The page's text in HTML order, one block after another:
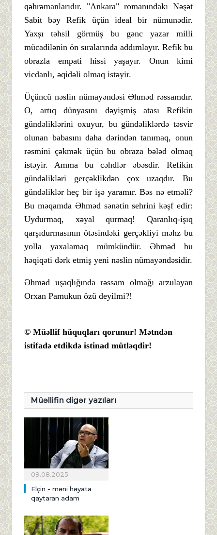
qəhrəmanlarıdır. "Ankara" romanındakı Nəşət
Sabit bəy Refik üçün ideal bir nümunədir.
Yaxşı təhsil görmüş bu gənc yazar milli
mücadilənin ön sıralarında addımlayır. Refik bu
obrazla empati hissi yaşayır. Onun kimi
vicdanlı, əqidəli olmaq istəyir.
Üçüncü nəslin nümayəndəsi Əhməd rəssamdır.
O, artıq dünyasını dəyişmiş atası Refikin
gündəliklərini oxuyur, bu gündəliklərdə təsvir
olunan babasını daha dərindən tanımaq, onun
rəsmini çəkmək üçün bu obraza bələd olmaq
istəyir. Amma bu cəhdlər əbəsdir. Refikin
gündəlikləri gerçəklikdən çox uzaqdır. Bu
gündəliklər heç bir işə yaramır. Bəs nə etməli?
Bu məqamda Əhməd sənətin sehrini kəşf edir:
Uydurmaq, xəyal qurmaq! Qaranlıq-işıq
qarşıdurmasının ötəsindəki gerçəkliyi məhz bu
yolla yaxalamaq mümkündür. Əhməd bu
həqiqəti dərk etmiş yeni nəslin nümayəndəsidir.
Əhməd uşaqlığında rəssam olmağı arzulayan
Orxan Pamukun özü deyilmi?!
© Müəllif hüquqları qorunur! Mətndən
istifadə etdikdə istinad mütləqdir!
Müəllifin digər yazıları
09.08.2025
Elçin - məni həyata
qaytaran adam